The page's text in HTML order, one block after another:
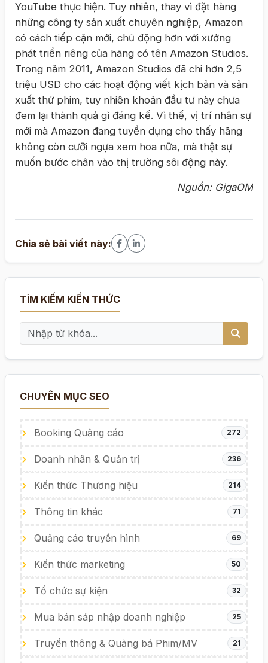
YouTube thực hiện. Tuy nhiên, thay vì đặt hàng
những công ty sản xuất chuyên nghiệp, Amazon
có cách tiếp cận mới, chủ động hơn với xưởng
phát triển riêng của hãng có tên Amazon Studios.
Trong năm 2011, Amazon Studios đã chi hơn 2,5
triệu USD cho các hoạt động viết kịch bản và sản
xuất thử phim, tuy nhiên khoản đầu tư này chưa
đem lại thành quả gì đáng kế. Vì thế, vị trí nhân sự
mới mà Amazon đang tuyển dụng cho thấy hãng
không còn cưỡi ngựa xem hoa nữa, mà thật sự
muốn bước chân vào thị trường sôi động này.
Nguồn: GigaOM
Chia sẻ bài viết này:
TÌM KIẾM KIẾN THỨC
CHUYÊN MỤC SEO
Booking Quảng cáo 272
Doanh nhân & Quản trị 236
Kiến thức Thương hiệu 214
Thông tin khác 71
Quảng cáo truyền hình 69
Kiến thức marketing 50
Tổ chức sự kiện 32
Mua bán sáp nhập doanh nghiệp 25
Truyền thông & Quảng bá Phim/MV 21